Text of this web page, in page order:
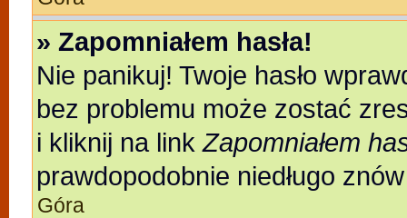
» Zapomniałem hasła!
Nie panikuj! Twoje hasło
bez problemu może zostać
i kliknij na linkZapomniałem
prawdopodobnie niedługo
Góra